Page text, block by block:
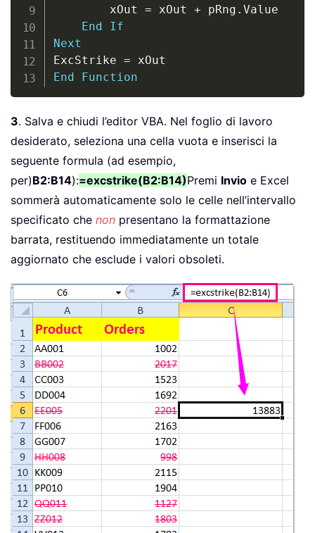
        xOut
= xOut + pRng . Value
End
If
Next
ExcStrike =
End
Function
3. Salva e chiudi l’editor VBA. Nel foglio di lavoro
desiderato, seleziona una cella vuota e inserisci la
seguente formula (ad esempio,
per)B2:B14):=excstrike(B2:B14)Premi Invio e Excel
sommerà automaticamente solo le celle nell’intervallo
specificato che non presentano la formattazione
barrata, restituendo immediatamente un totale
aggiornato che esclude i valori obsoleti.